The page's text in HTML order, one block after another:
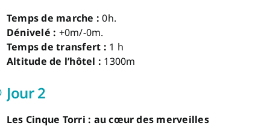
Temps de marche : 0h.
Dénivelé : +0m/-0m.
Temps de transfert : 1 h
Altitude de l’hôtel : 1300m
Jour 2
Les Cinque Torri : au cœur des merveilles